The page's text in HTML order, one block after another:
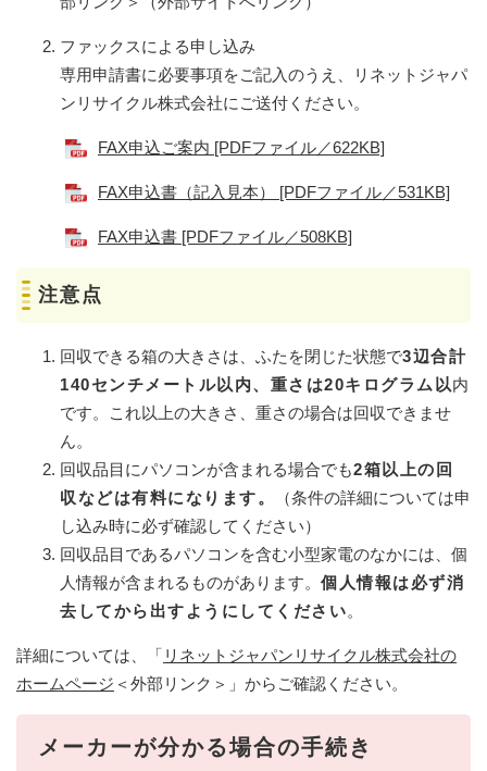
ファックスによる申し込み
専用申請書に必要事項をご記入のうえ、リネットジャパ
ンリサイクル株式会社にご送付ください。
FAX申込ご案内 [PDFファイル／622KB]
FAX申込書（記入見本） [PDFファイル／531KB]
FAX申込書 [PDFファイル／508KB]
注意点
回収できる箱の大きさは、ふたを閉じた状態で3辺合計
140センチメートル以内、重さは20キログラム以内
です。これ以上の大きさ、重さの場合は回収できませ
ん。
回収品目にパソコンが含まれる場合でも2箱以上の回
収などは有料になります。
（条件の詳細については申
し込み時に必ず確認してください）
回収品目であるパソコンを含む小型家電のなかには、個
人情報が含まれるものがあります。 個人情報は必ず消
去してから出すようにしてください。
詳細については、「 リネットジャパンリサイクル株式会社の
ホームページ ＜外部リンク＞ 」からご確認ください。
メーカーが分かる場合の手続き